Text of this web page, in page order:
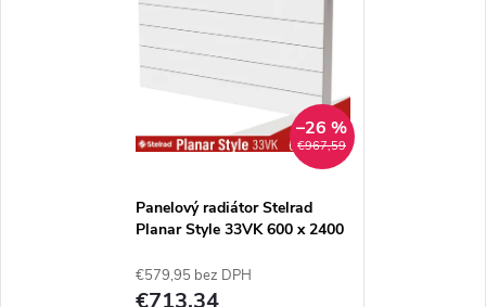
€967,59
–26 %
Panelový radiátor Stelrad
Planar Style 33VK 600 x 2400
€579,95 bez DPH
€713,34